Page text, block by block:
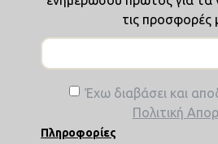
τις προσφορές
Έχω διαβάσει και
Πολιτική
Πληροφορίες